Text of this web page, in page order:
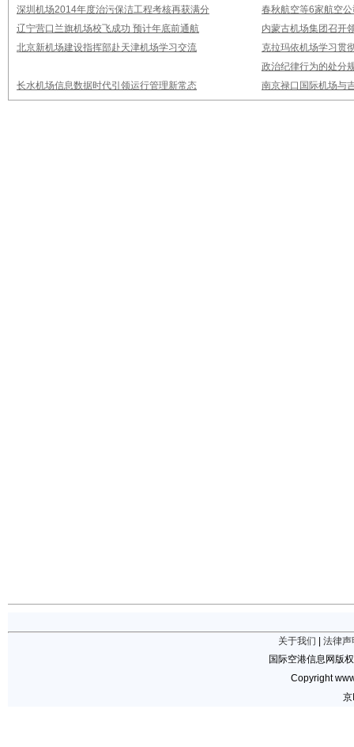
深圳机场2014年度治污保洁工程考核再获满分
春秋航空等6家航空
辽宁营口兰旗机场校飞成功 预计年底前通航
内蒙古机场集团召开
北京新机场建设指挥部赴天津机场学习交流
克拉玛依机场学习贯
政治纪律行为的处分
长水机场信息数据时代引领运行管理新常态
南京禄口国际机场与
关于我们
法律声
国际空港信息网版
Copyright